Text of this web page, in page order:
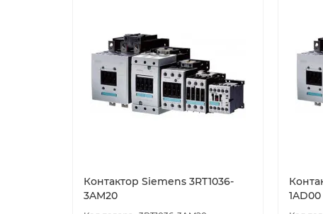
Контактор Siemens 3RT1036-
3AM20
1AD00